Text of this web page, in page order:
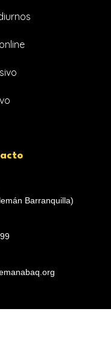
Barranquilla)